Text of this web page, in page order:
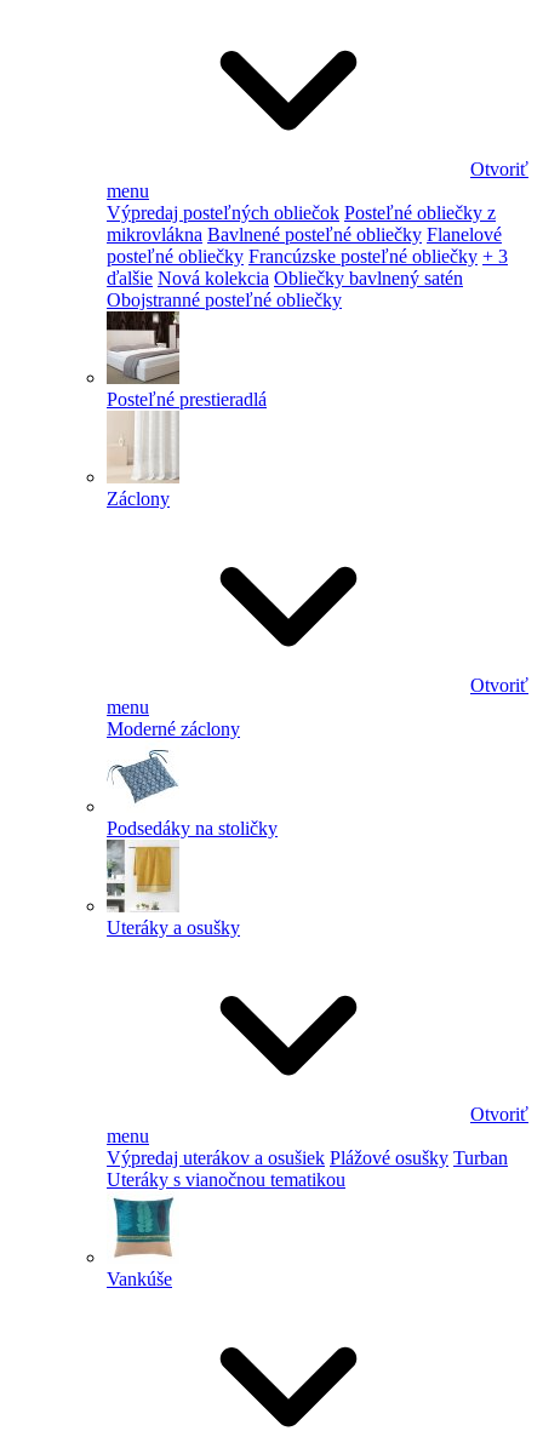
Otvoriť
menu
Výpredaj posteľných obliečok Posteľné obliečky z
mikrovlákna Bavlnené posteľné obliečky Flanelové
posteľné obliečky Francúzske posteľné obliečky + 3
ďalšie Nová kolekcia Obliečky bavlnený satén
Obojstranné posteľné obliečky
Posteľné prestieradlá
Záclony
Otvoriť
menu
Moderné záclony
Podsedáky na stoličky
Uteráky a osušky
Otvoriť
menu
Výpredaj uterákov a osušiek Plážové osušky Turban
Uteráky s vianočnou tematikou
Vankúše